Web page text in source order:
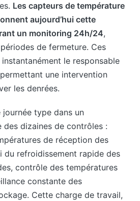
Les capteurs de température
aujourd’hui cette
un monitoring 24h/24,
de fermeture. Ces
le responsable
permettant une intervention
les denrées.
journée type dans un
des dizaines de contrôles :
de réception des
du refroidissement rapide des
contrôle des températures
constante des
Cette charge de travail,